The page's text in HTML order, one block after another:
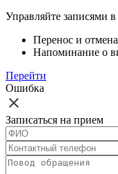
Управляйте записями в
Перенос и
Напоминание о
Перейти
Ошибка
Записаться на прием